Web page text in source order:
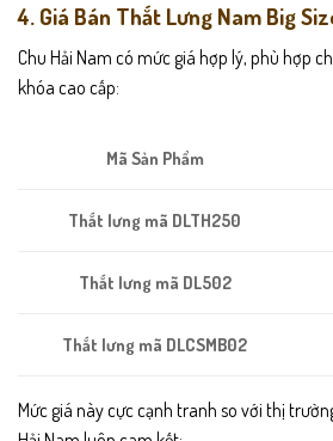
4. Giá Bán Thắt Lưng Nam Big
Chu Hải Nam có mức giá hợp lý, phù hợp
khóa cao cấp:
Mã Sản Phẩm
Thắt lưng mã DLTH250
Thắt lưng mã DL502
Thắt lưng mã DLCSMB02
Mức giá này cực cạnh tranh so với thị